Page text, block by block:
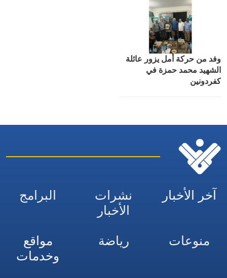
وفد من حركة أمل يزور عائلة
الشهيد محمد حمزة في
كفردونين
آخر الأخبار
نشرات
الأخبار
البرامج
منوعات رياضة
مواقع
وخدمات